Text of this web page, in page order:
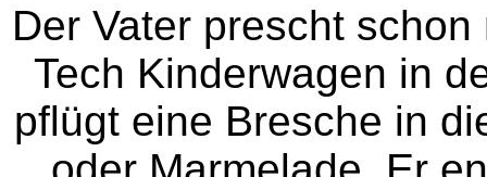
Der Vater prescht
Tech Kinderwagen in
pflügt eine Bresche in